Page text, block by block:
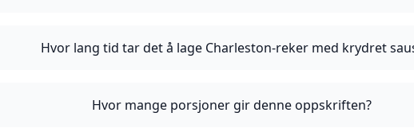
Hvor lang tid tar det å lage Charleston-reker med krydret
Hvor mange porsjoner gir denne oppskriften?